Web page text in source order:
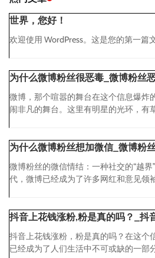
世界，您好！
欢迎使用 WordPress。这是您的第一篇
为什么微博粉丝很恶毒_微博粉丝
微博，那个喧嚣的舞台在这个信息爆炸
闹非凡的舞台。这里有明星的光环，有
为什么微博粉丝想加微信_微博粉
微博粉丝的微信情结：一种社交的“越
代，微博已经成为了许多网红和意见领
抖音上花钱涨粉,粉是真的吗？_抖
抖音上花钱涨粉，粉是真的吗？在这个
已经成为了人们生活中不可或缺的一部